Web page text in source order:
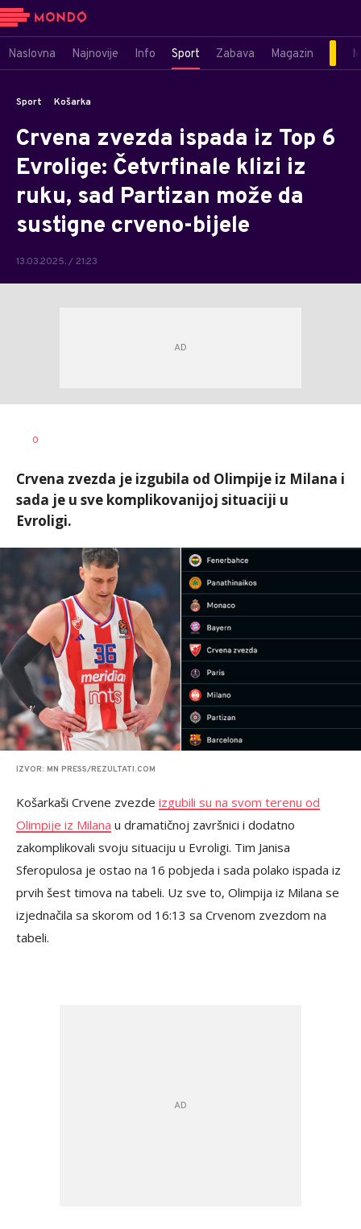
Naslovna Najnovije Info Sport Zabava Magazin
Sport Košarka
Crvena zvezda ispada iz Top 6
Evrolige: Četvrfinale klizi iz
ruku, sad Partizan može da
sustigne crveno-bijele
13.03.2025. / 21:23
AUTOR
0
Crvena zvezda je izgubila od Olimpije iz Milana i
sada je u sve komplikovanijoj situaciji u
Evroligi.
IZVOR: MN PRESS/REZULTATI.COM
Košarkaši Crvene zvezde izgubili su na svom terenu od
Olimpije iz Milana u dramatičnoj završnici i dodatno
zakomplikovali svoju situaciju u Evroligi. Tim Janisa
Sferopulosa je ostao na 16 pobjeda i sada polako ispada iz
prvih šest timova na tabeli. Uz sve to, Olimpija iz Milana se
izjednačila sa skorom od 16:13 sa Crvenom zvezdom na
tabeli.